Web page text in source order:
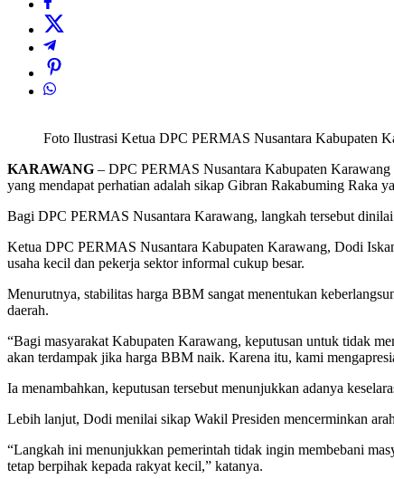
Foto Ilustrasi Ketua DPC PERMAS Nusantara Kabupaten
KARAWANG – DPC PERMAS Nusantara Kabupaten Karawang
yang mendapat perhatian adalah sikap Gibran Rakabuming
Bagi DPC PERMAS Nusantara Karawang, langkah tersebut
Ketua DPC PERMAS Nusantara Kabupaten Karawang, Dodi
usaha kecil dan pekerja sektor informal cukup besar.
Menurutnya, stabilitas harga BBM sangat menentukan
daerah.
“Bagi masyarakat Kabupaten Karawang, keputusan untuk tidak
akan terdampak jika harga BBM naik. Karena itu, kami
Ia menambahkan, keputusan tersebut menunjukkan adanya
Lebih lanjut, Dodi menilai sikap Wakil Presiden mencerminkan
“Langkah ini menunjukkan pemerintah tidak ingin membebani
tetap berpihak kepada rakyat kecil,” katanya.